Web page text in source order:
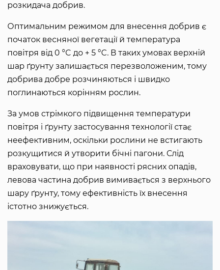
розкидача добрив.
Оптимальним режимом для внесення добрив є
початок весняної вегетації й температура
повітря від 0 °C до + 5 °C. В таких умовах верхній
шар ґрунту залишається перезволоженим, тому
добрива добре розчиняються і швидко
поглинаються корінням рослин.
За умов стрімкого підвищення температури
повітря і ґрунту застосування технології стає
неефективним, оскільки рослини не встигають
розкущитися й утворити бічні пагони. Слід
враховувати, що при наявності рясних опадів,
левова частина добрив вимивається з верхнього
шару ґрунту, тому ефективність їх внесення
істотно знижується.